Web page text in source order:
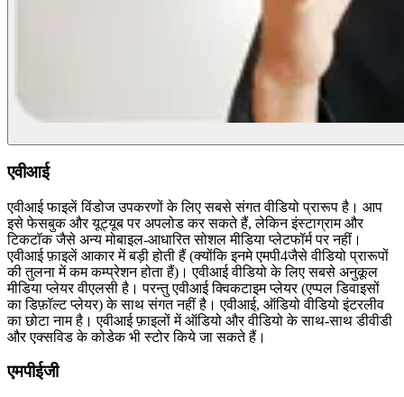
एवीआई
एवीआई फाइलें विंडोज उपकरणों के लिए सबसे संगत वीडियो प्रारूप है। आप
इसे फेसबुक और यूट्यूब पर अपलोड कर सकते हैं, लेकिन इंस्टाग्राम और
टिकटॉक जैसे अन्य मोबाइल-आधारित सोशल मीडिया प्लेटफॉर्म पर नहीं।
एवीआई फ़ाइलें आकार में बड़ी होती हैं (क्योंकि इनमे एमपी4जैसे वीडियो प्रारूपों
की तुलना में कम कम्प्रेशन होता हैं)। एवीआई वीडियो के लिए सबसे अनुकूल
मीडिया प्लेयर वीएलसी है। परन्तु एवीआई क्विकटाइम प्लेयर (एप्पल डिवाइसों
का डिफ़ॉल्ट प्लेयर) के साथ संगत नहीं है। एवीआई, ऑडियो वीडियो इंटरलीव
का छोटा नाम है। एवीआई फ़ाइलों में ऑडियो और वीडियो के साथ-साथ डीवीडी
और एक्सविड के कोडेक भी स्टोर किये जा सकते हैं।
एमपीईजी